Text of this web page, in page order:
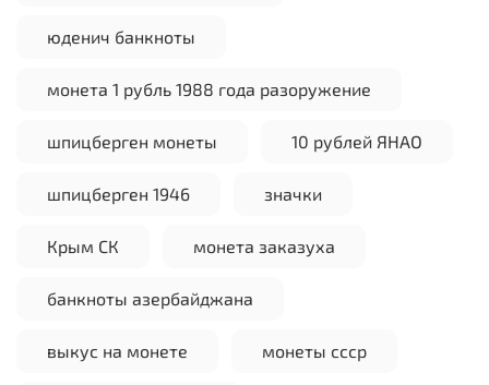
юденич банкноты
монета 1 рубль 1988 года разоружение
шпицберген монеты 10 рублей ЯНАО
шпицберген 1946 значки
Крым СК монета заказуха
банкноты азербайджана
выкус на монете монеты ссср